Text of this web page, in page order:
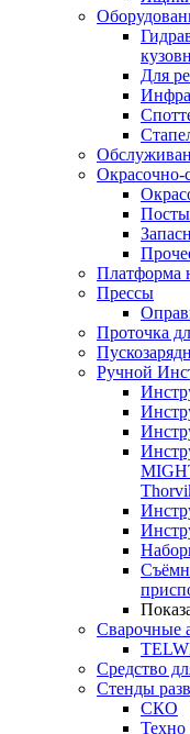
Для
Посты
Платформа
Прессы
Проточка
Ручной
Сварочные
Средство
Стенды
СКО
Техно